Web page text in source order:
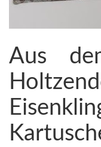
Aus